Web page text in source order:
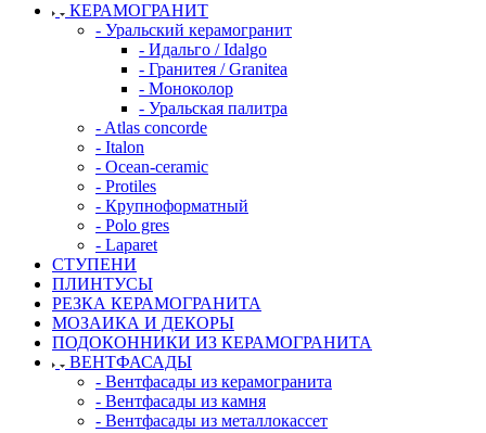
КЕРАМОГРАНИТ
- Уральский керамогранит
- Идальго / Idalgo
- Гранитея / Granitea
- Моноколор
- Уральская палитра
- Atlas concorde
- Italon
- Ocean-ceramic
- Protiles
- Крупноформатный
- Polo gres
- Laparet
СТУПЕНИ
ПЛИНТУСЫ
РЕЗКА КЕРАМОГРАНИТА
МОЗАИКА И ДЕКОРЫ
ПОДОКОННИКИ ИЗ КЕРАМОГРАНИТА
ВЕНТФАСАДЫ
- Вентфасады из керамогранита
- Вентфасады из камня
- Вентфасады из металлокассет